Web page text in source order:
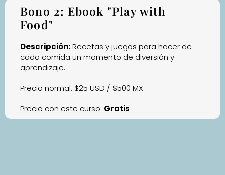
Bono 2: Ebook "Play with
Food"
Descripción:Recetas y juegos para hacer de
cada comida un momento de diversión y
aprendizaje.
Precio normal: $25 USD / $500 MX
Precio con este curso: Gratis